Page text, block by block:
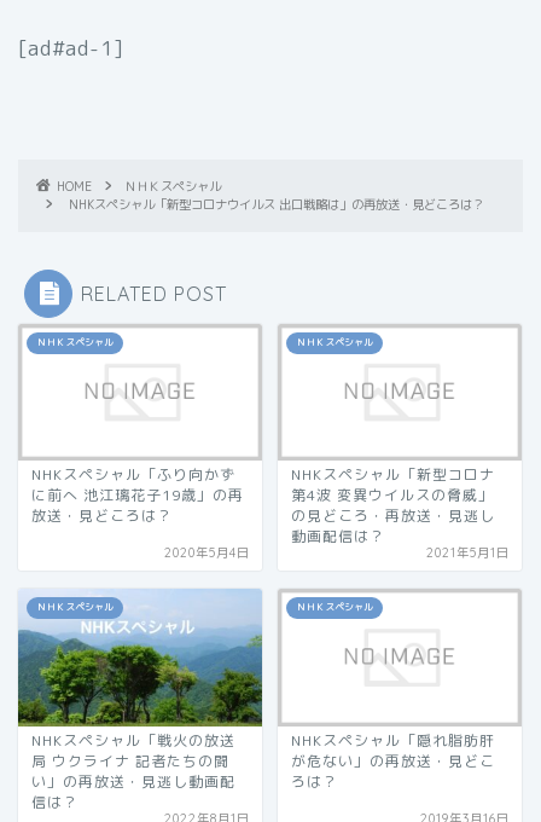
[ad#ad-1]
HOME
ＮＨＫスペシャル
NHKスペシャル「新型コロナウイルス 出口戦略は」の再放送・見どころは？
RELATED POST
ＮＨＫスペシャル
NHKスペシャル「ふり向かず
に前へ 池江璃花子19歳」の再
放送・見どころは？
2020年5月4日
ＮＨＫスペシャル
NHKスペシャル「新型コロナ
第4波 変異ウイルスの脅威」
の見どころ・再放送・見逃し
動画配信は？
2021年5月1日
ＮＨＫスペシャル
NHKスペシャル「戦火の放送
局 ウクライナ 記者たちの闘
い」の再放送・見逃し動画配
信は？
ＮＨＫスペシャル
NHKスペシャル「隠れ脂肪肝
が危ない」の再放送・見どこ
ろは？